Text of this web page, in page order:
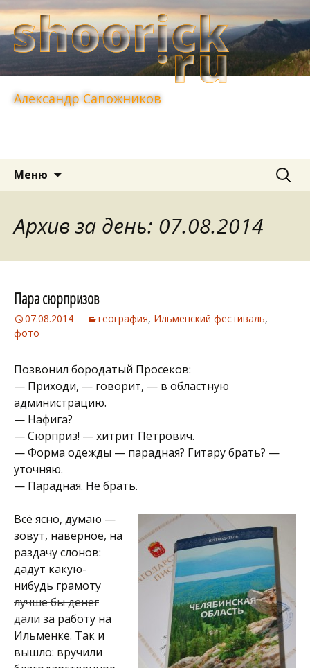
Александр Сапожников
Меню Найти:
Архив за день: 07.08.2014
Пара сюрпризов
07.08.2014 география, Ильменский фестиваль,
фото
Позвонил бородатый Просеков:
— Приходи, — говорит, — в областную
администрацию.
— Нафига?
— Сюрприз! — хитрит Петрович.
— Форма одежды — парадная? Гитару брать? —
уточняю.
— Парадная. Не брать.
Всё ясно, думаю —
зовут, наверное, на
раздачу слонов:
дадут какую-
нибудь грамоту
лучше бы денег
дализа работу на
Ильменке. Так и
вышло: вручили